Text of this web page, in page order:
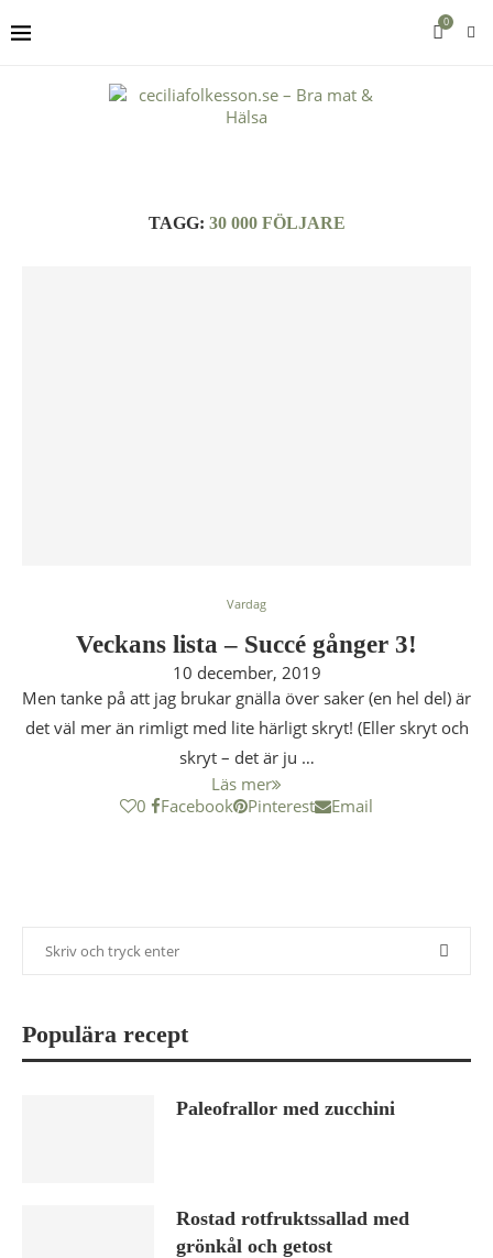
0
TAGG: 30 000 FÖLJARE
Vardag
Veckans lista – Succé gånger 3!
10 december, 2019
Men tanke på att jag brukar gnälla över saker (en hel del) är
det väl mer än rimligt med lite härligt skryt! (Eller skryt och
skryt – det är ju …
Läs mer
0
Facebook Pinterest Email
Populära recept
Paleofrallor med zucchini
Rostad rotfruktssallad med
grönkål och getost